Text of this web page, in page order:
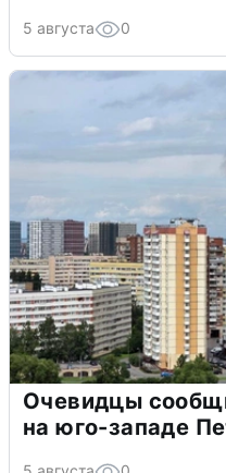
5 августа 0
Очевидцы
на юго-западе